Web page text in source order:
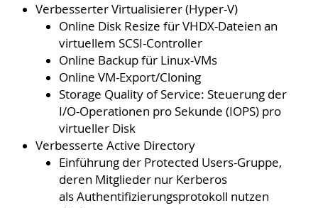
Verbesserter Virtualisierer (Hyper-V)
Online Disk Resize für VHDX-Dateien an
virtuellem SCSI-Controller
Online Backup für Linux-VMs
Online VM-Export/Cloning
Storage Quality of Service: Steuerung der
I/O-Operationen pro Sekunde (IOPS) pro
virtueller Disk
Verbesserte Active Directory
Einführung der Protected Users-Gruppe,
deren Mitglieder nur Kerberos
als Authentifizierungsprotokoll nutzen